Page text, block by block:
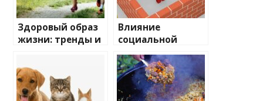
Здоровый образ
жизни: тренды и
Влияние
социальной
изоляции на
здоровье